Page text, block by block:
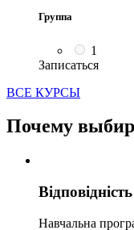
Группа
1
Записаться
ВСЕ КУРСЫ
Почему
Навчальна